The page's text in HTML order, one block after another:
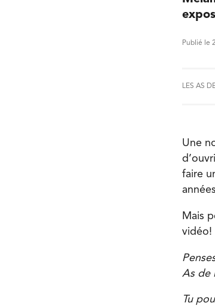
Publié le
LES AS
Une
faire
Mais
vidéo!
As de
Tu